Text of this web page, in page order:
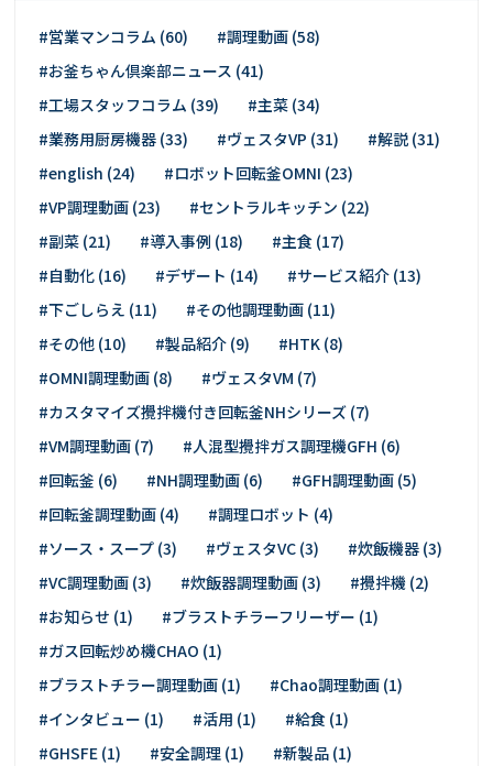
#営業マンコラム (60)
#調理動画 (58)
#お釜ちゃん倶楽部ニュース (41)
#工場スタッフコラム (39)
#主菜 (34)
#業務用厨房機器 (33)
#ヴェスタVP (31)
#解説 (31)
#english (24)
#ロボット回転釜OMNI (23)
#VP調理動画 (23)
#セントラルキッチン (22)
#副菜 (21)
#導入事例 (18)
#主食 (17)
#自動化 (16)
#デザート (14)
#サービス紹介 (13)
#下ごしらえ (11)
#その他調理動画 (11)
#その他 (10)
#製品紹介 (9)
#HTK (8)
#OMNI調理動画 (8)
#ヴェスタVM (7)
#カスタマイズ攪拌機付き回転釜NHシリーズ (7)
#VM調理動画 (7)
#人混型攪拌ガス調理機GFH (6)
#回転釜 (6)
#NH調理動画 (6)
#GFH調理動画 (5)
#回転釜調理動画 (4)
#調理ロボット (4)
#ソース・スープ (3)
#ヴェスタVC (3)
#炊飯機器 (3)
#VC調理動画 (3)
#炊飯器調理動画 (3)
#攪拌機 (2)
#お知らせ (1)
#ブラストチラーフリーザー (1)
#ガス回転炒め機CHAO (1)
#ブラストチラー調理動画 (1)
#Chao調理動画 (1)
#インタビュー (1)
#活用 (1)
#給食 (1)
#GHSFE (1)
#安全調理 (1) #新製品 (1)